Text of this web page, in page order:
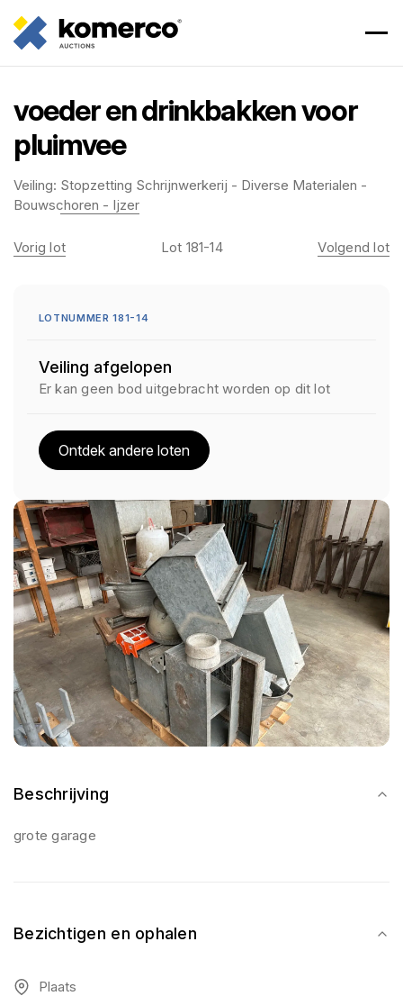
voeder en drinkbakken voor
pluimvee
Veiling: Stopzetting Schrijnwerkerij - Diverse Materialen -
Bouwschoren - Ijzer
Beschrijving
grote garage
Bezichtigen en ophalen
Plaats
Vorig lot Lot 181-14 Volgend lot
LOTNUMMER 181-14
Veiling afgelopen
Er kan geen bod uitgebracht worden op dit lot
Ontdek andere loten